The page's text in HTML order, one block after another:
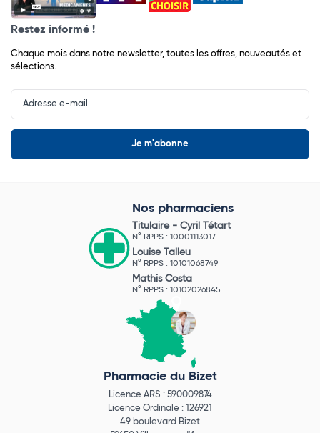
Restez informé !
Chaque mois dans notre newsletter, toutes les offres, nouveautés et
sélections.
Input
Newsletter
Nos pharmaciens
Titulaire - Cyril Tétart
N° RPPS : 10001113017
Louise Talleu
N° RPPS : 10101068749
Mathis Costa
N° RPPS : 10102026845
Pharmacie du Bizet
Licence ARS : 590009874
Licence Ordinale : 126921
49 boulevard Bizet